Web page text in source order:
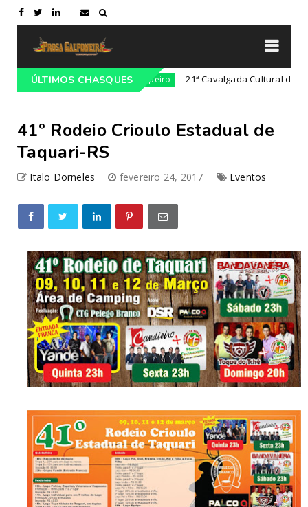
ÚLTIMOS CHASQUES
Lajeado-RS Campeiro 21ª Cavalgada Cultural da Costa
41º Rodeio Crioulo Estadual de
Taquari-RS
Italo Dorneles fevereiro 24, 2017 Eventos